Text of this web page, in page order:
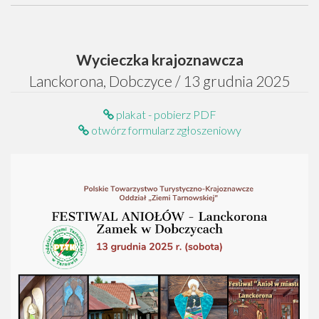
Wycieczka krajoznawcza
Lanckorona, Dobczyce / 13 grudnia 2025
plakat - pobierz PDF
otwórz formularz zgłoszeniowy